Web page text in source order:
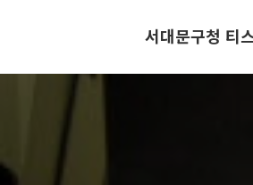
서대문구청 티